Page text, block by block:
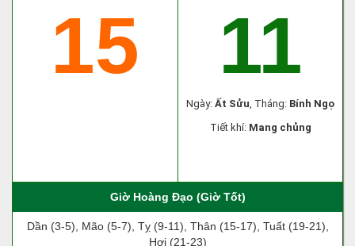
15 11
Ngày: Ất Sửu, Tháng: Bính Ngọ
Tiết khí: Mang chủng
Giờ Hoàng Đạo (Giờ Tốt)
Dần (3-5), Mão (5-7), Tỵ (9-11), Thân (15-17), Tuất (19-21),
Hợi (21-23)